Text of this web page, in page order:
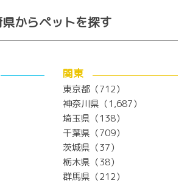
からペットを探す
関東
東京都（712）
神奈川県（1,687）
埼玉県（138）
千葉県（709）
茨城県（37）
栃木県（38）
群馬県（212）